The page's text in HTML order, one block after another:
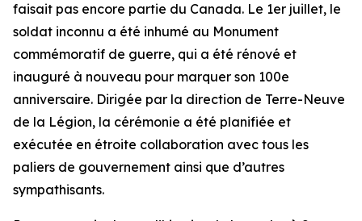
faisait pas encore partie du Canada. Le 1er juillet, le
soldat inconnu a été inhumé au Monument
commémoratif de guerre, qui a été rénové et
inauguré à nouveau pour marquer son 100e
anniversaire. Dirigée par la direction de Terre-Neuve
de la Légion, la cérémonie a été planifiée et
exécutée en étroite collaboration avec tous les
paliers de gouvernement ainsi que d’autres
sympathisants.